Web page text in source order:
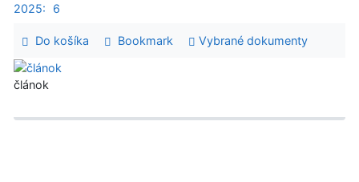
2025:
6
Do košíka Bookmark Vybrané dokumenty
článok